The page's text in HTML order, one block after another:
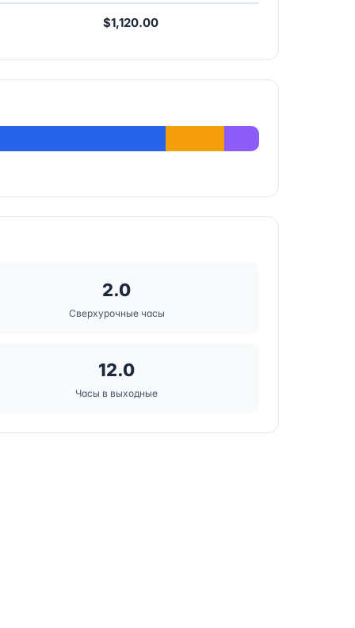
$1,120.00
2.0
Сверхурочные часы
12.0
Часы в выходные